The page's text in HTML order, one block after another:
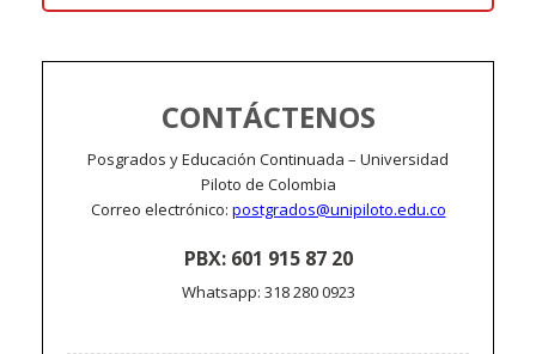
CONTÁCTENOS
Posgrados y Educación Continuada – Universidad
Piloto de Colombia
Correo electrónico: postgrados@unipiloto.edu.co
PBX: 601 915 87 20
Whatsapp: 318 280 0923